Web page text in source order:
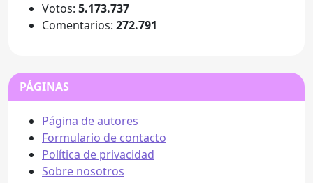
Votos: 5.173.737
Comentarios: 272.791
PÁGINAS
Página de autores
Formulario de contacto
Política de privacidad
Sobre nosotros